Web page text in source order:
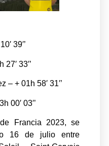
39′’
33′’
+ 01h 58′ 31′’
00′ 03′’
Francia 2023, se
16 de julio entre